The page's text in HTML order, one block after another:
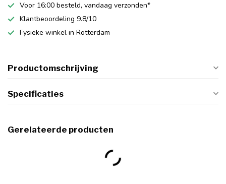
Voor 16:00 besteld, vandaag verzonden*
Klantbeoordeling 9.8/10
Fysieke winkel in Rotterdam
Productomschrijving
Specificaties
Gerelateerde producten